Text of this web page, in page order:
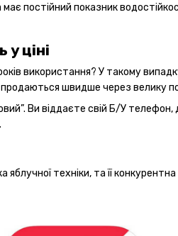
постійний показник
ціні
використання? У такому
швидше через велику
Ви віддаєте свій Б/У
техніки, та її